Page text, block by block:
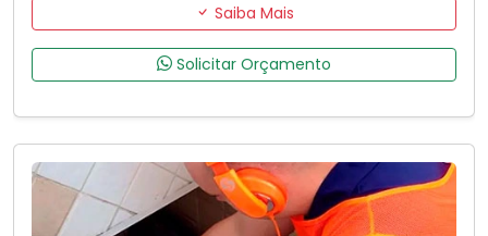
Saiba Mais
Solicitar Orçamento